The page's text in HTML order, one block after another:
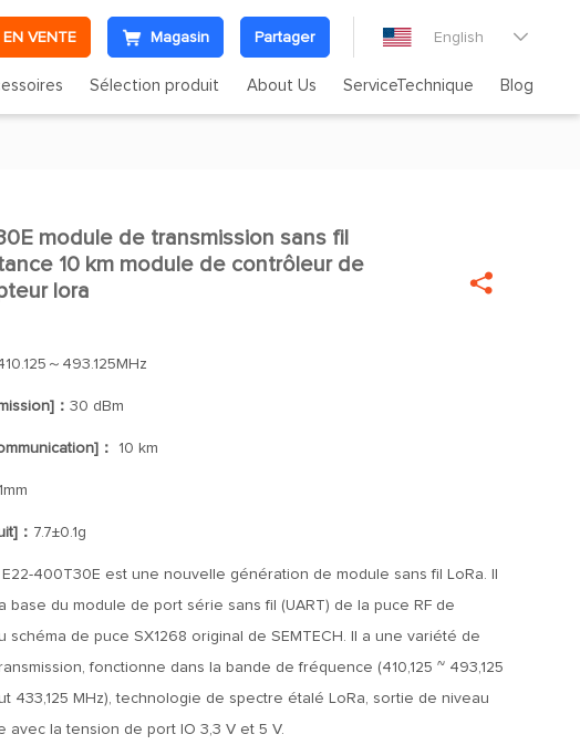
EN VENTE Magasin Partager English 
Sélection produit About Us ServiceTechnique Blog

module de transmission sans fil
10 km module de contrôleur de
lora

～493.125MHz
： 30 dBm
： 10 km
： 7.7±0.1g
E22-400T30E est une nouvelle génération de module sans fil LoRa. Il
base du module de port série sans fil (UART) de la puce RF de
schéma de puce SX1268 original de SEMTECH. Il a une variété de
fonctionne dans la bande de fréquence (410,125 ~ 493,125
433,125 MHz), technologie de spectre étalé LoRa, sortie de niveau
avec la tension de port IO 3,3 V et 5 V.